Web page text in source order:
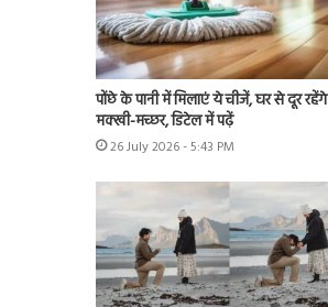
पोंछे के पानी में मिलाएं ये चीजें, घर से दूर रहेंगे
मक्खी-मच्छर, डिटेल में पढ़ें
26 July 2026 - 5:43 PM